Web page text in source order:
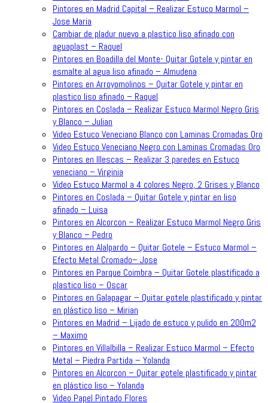
Pintores en Madrid Capital – Realizar Estuco Marmol –
Jose Maria
Cambiar de pladur nuevo a plastico liso afinado con
aguaplast – Raquel
Pintores en Boadilla del Monte- Quitar Gotele y pintar en
esmalte al agua liso afinado – Almudena
Pintores en Arroyomolinos – Quitar Gotele y pintar en
plastico liso afinado – Raquel
Pintores en Coslada – Realizar Estuco Marmol Negro Gris
y Blanco – Julian
Video Estuco Veneciano Blanco con Laminas Cromadas Oro
Video Estuco Veneciano Negro con Laminas Cromadas Oro
Pintores en Illescas – Realizar 3 paredes en Estuco
veneciano – Virginia
Video Estuco Marmol a 4 colores Negro, 2 Grises y Blanco
Pintores en Coslada – Quitar Gotele y pintar en liso
afinado – Luisa
Pintores en Alcorcon – Realizar Estuco Marmol Negro Gris
y Blanco – Pedro
Pintores en Alalpardo – Quitar Gotele – Estuco Marmol –
Efecto Metal Cromado– Jose
Pintores en Parque Coimbra – Quitar Gotele plastificado a
plastico liso – Oscar
Pintores en Galapagar – Quitar gotele plastificado y pintar
en plástico liso – Mirian
Pintores en Madrid – Lijado de estuco y pulido en 200m2
– Maximo
Pintores en Villalbilla – Realizar Estuco Marmol – Efecto
Metal – Piedra Partida – Yolanda
Pintores en Alcorcon – Quitar gotele plastificado y pintar
en plástico liso – Yolanda
Video Papel Pintado Flores